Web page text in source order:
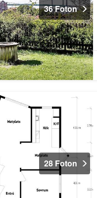
36 Foton
28 Foton